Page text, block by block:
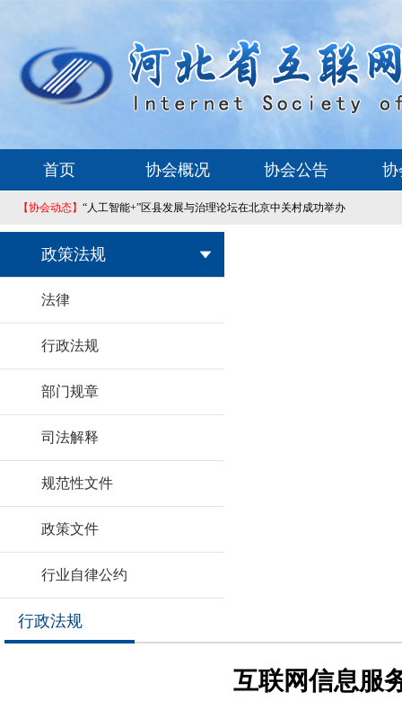
首页 协会概况 协会公告 协
【协会动态】 “人工智能+”区县发展与治理论坛在北京中关村成功举办
政策法规
法律
行政法规
部门规章
司法解释
规范性文件
政策文件
行业自律公约
行政法规
互联网信息服